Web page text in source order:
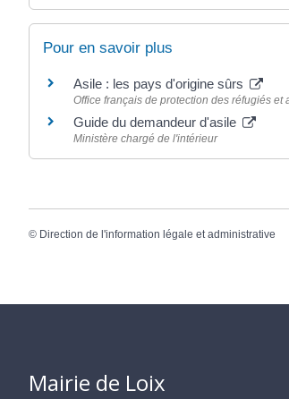
Pour en savoir plus
Asile : les pays d'origine sûrs
Office français de protection des réfugiés et
Guide du demandeur d'asile
Ministère chargé de l'intérieur
© Direction de l'information légale et administrative
Mairie de Loix